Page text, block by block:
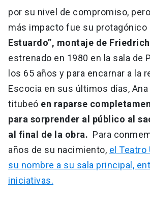
por su nivel de compromiso,
más impacto fue su protagónico
Estuardo”, montaje de
estrenado en 1980 en la sala de
los 65 años y para encarnar a la
Escocia en sus últimos días,
titubeó en raparse
para sorprender al público al
al final de la obra. Para
años de su nacimiento, el Teatro
su nombre a su sala principal,
iniciativas.